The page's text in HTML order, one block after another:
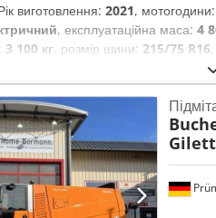
виготовлення: 2021, мотогодини:
, експлуатаційна маса: 4
3 100 кг, розмір шини: 215/75 R16
, розмір
,